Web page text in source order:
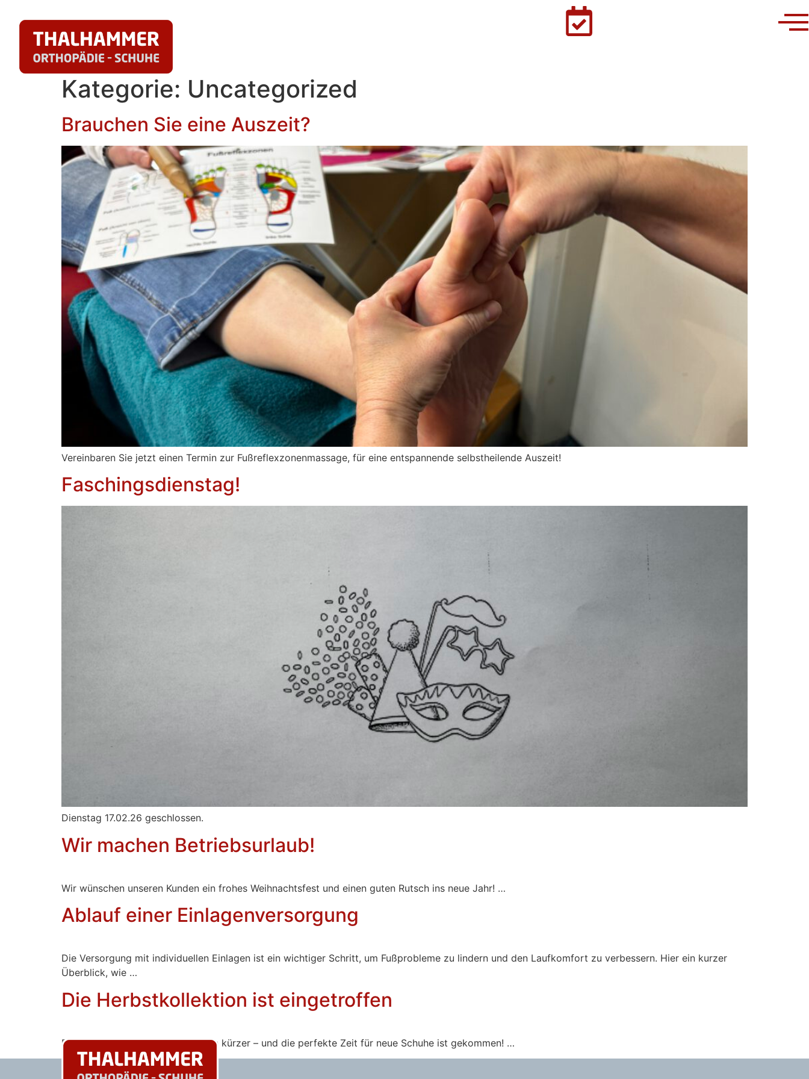
Kategorie: Uncategorized
Brauchen Sie eine Auszeit?
Vereinbaren Sie jetzt einen Termin zur Fußreflexzonenmassage, für eine entspannende selbstheilende Auszeit!
Faschingsdienstag!
Dienstag 17.02.26 geschlossen.
Wir machen Betriebsurlaub!
Wir wünschen unseren Kunden ein frohes Weihnachtsfest und einen guten Rutsch ins neue Jahr! …
Ablauf einer Einlagenversorgung
Die Versorgung mit individuellen Einlagen ist ein wichtiger Schritt, um Fußprobleme zu lindern und den Laufkomfort zu verbessern. Hier ein kurzer
Überblick, wie …
Die Herbstkollektion ist eingetroffen
Die Blätter fallen, die Tage werden kürzer – und die perfekte Zeit für neue Schuhe ist gekommen! …